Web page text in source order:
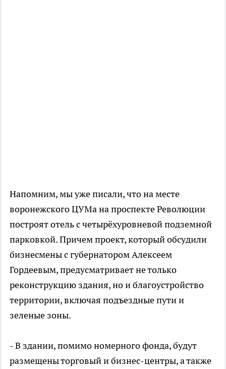
Напомним, мы уже писали, что на месте
воронежского ЦУМа на проспекте Революции
построят отель с четырёхуровневой подземной
парковкой. Причем проект, который обсудили
бизнесмены с губернатором Алексеем
Гордеевым, предусматривает не только
реконструкцию здания, но и благоустройство
территории, включая подъездные пути и
зеленые зоны.
- В здании, помимо номерного фонда, будут
размещены торговый и бизнес-центры, а также